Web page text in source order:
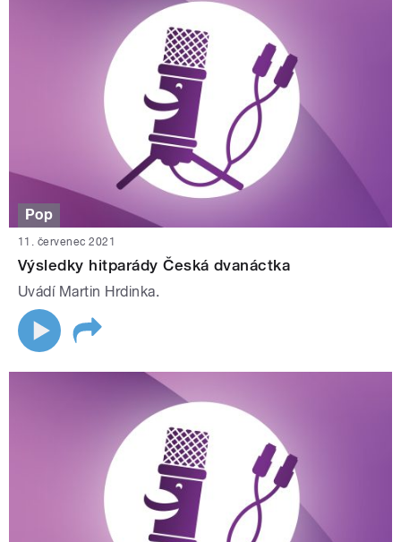
Pop
11. červenec 2021
Výsledky hitparády Česká dvanáctka
Uvádí Martin Hrdinka.